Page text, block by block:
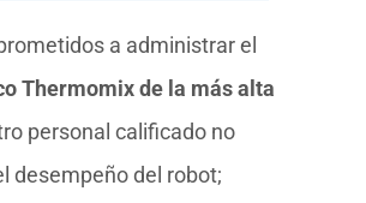
a administrar el
Thermomix de la más alta
personal calificado no
desempeño del robot;